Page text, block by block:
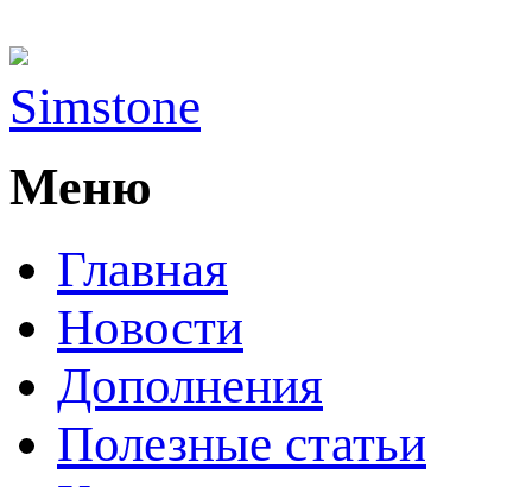
Simstone
Меню
Главная
Новости
Дополнения
Полезные статьи